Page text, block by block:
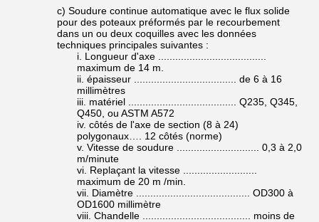
c) Soudure continue automatique avec le flux solide
pour des poteaux préformés par le recourbement
dans un ou deux coquilles avec les données
techniques principales suivantes :
i. Longueur d'axe ......................................
maximum de 14 m.
ii. épaisseur .................................... de 6 à 16
millimètres
iii. matériel ...................................... Q235, Q345,
Q450, ou ASTM A572
iv. côtés de l'axe de section (8 à 24)
polygonaux…. 12 côtés (norme)
v. Vitesse de soudure ............................. 0,3 à 2,0
m/minute
vi. Replaçant la vitesse ..........................
maximum de 20 m /min.
vii. Diamètre ........................................ OD300 à
OD1600 millimètre
viii. Chandelle ...................................... moins de